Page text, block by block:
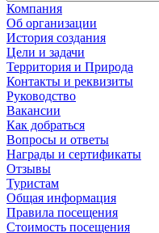
Компания
Об организации
История создания
Цели и задачи
Территория и Природа
Контакты и реквизиты
Руководство
Вакансии
Как добраться
Вопросы и ответы
Награды и сертификаты
Отзывы
Туристам
Общая информация
Правила посещения
Стоимость посещения